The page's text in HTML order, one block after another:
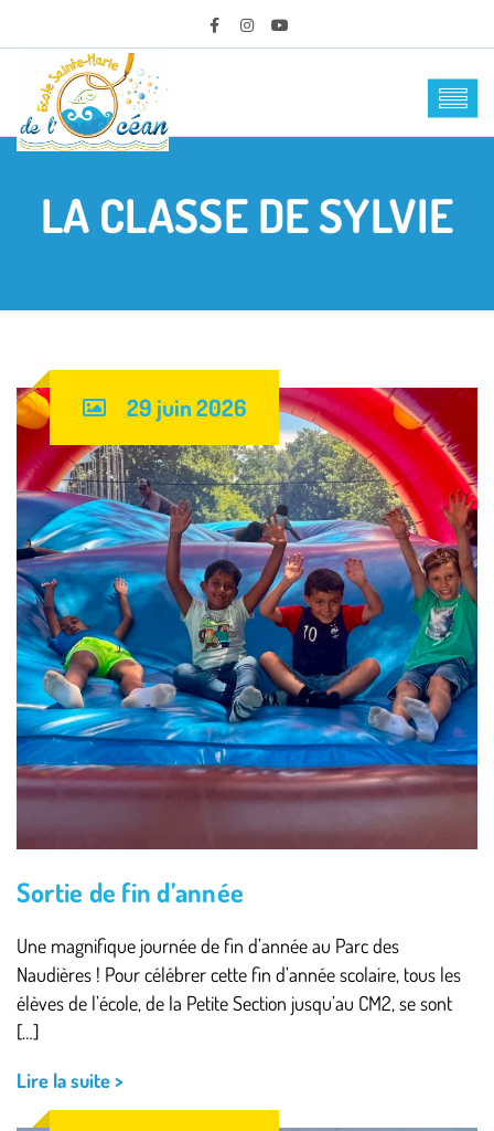
LA CLASSE DE SYLVIE
29 juin 2026
Sortie de fin d’année
Une magnifique journée de fin d’année au Parc des
Naudières ! Pour célébrer cette fin d’année scolaire, tous les
élèves de l’école, de la Petite Section jusqu’au CM2, se sont
[…]
Lire la suite >